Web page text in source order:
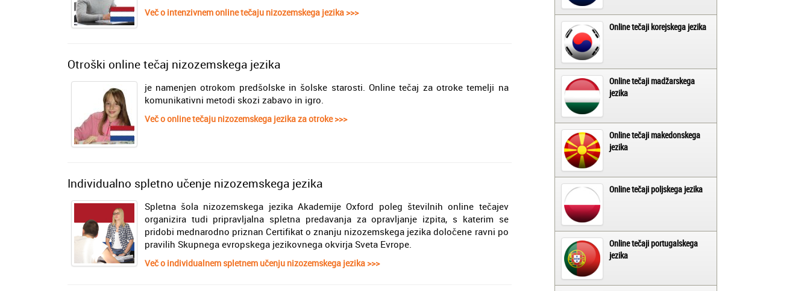
Več o intenzivnem online tečaju nizozemskega jezika >>>
Otroški online tečaj nizozemskega jezika
je namenjen otrokom predšolske in šolske starosti. Online tečaj za otroke temelji na
komunikativni metodi skozi zabavo in igro.
Več o online tečaju nizozemskega jezika za otroke >>>
Individualno spletno učenje nizozemskega jezika
Spletna šola nizozemskega jezika Akademije Oxford poleg številnih online tečajev
organizira tudi pripravljalna spletna predavanja za opravljanje izpita, s katerim se
pridobi mednarodno priznan Certifikat o znanju nizozemskega jezika določene ravni po
pravilih Skupnega evropskega jezikovnega okvirja Sveta Evrope.
Več o individualnem spletnem učenju nizozemskega jezika >>>
Online tečaji korejskega jezika
Online tečaji madžarskega
jezika
Online tečaji makedonskega
jezika
Online tečaji poljskega jezika
Online tečaji portugalskega
jezika